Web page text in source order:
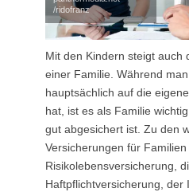
/ridofranz
Mit den Kindern steigt auch
einer Familie. Während
hauptsächlich auf die
hat, ist es als Familie
gut abgesichert ist. Zu den
Versicherungen für
Risikolebensversicherung,
Haftpflichtversicherung, der